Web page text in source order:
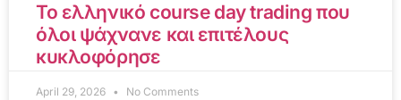
Το ελληνικό course day trading που
όλοι ψάχνανε και επιτέλους
κυκλοφόρησε
April 29, 2026 No Comments